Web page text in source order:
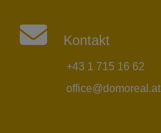
Kontakt
+43 1 715 16 62
office@domoreal.at